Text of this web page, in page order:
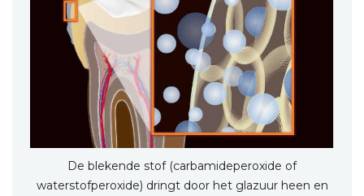
De blekende stof (carbamideperoxide of
waterstofperoxide) dringt door het glazuur heen en